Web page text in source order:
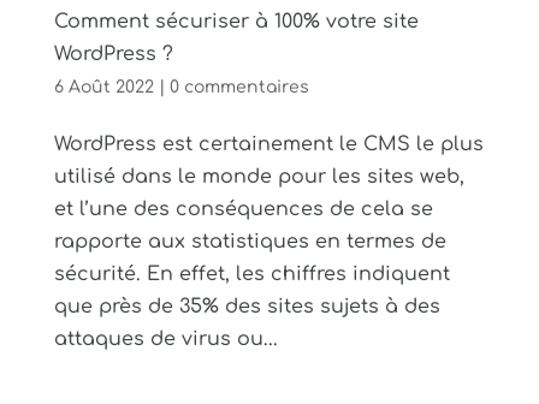
Comment sécuriser à 100% votre site
WordPress ?
6 Août 2022| 0 commentaires
WordPress est certainement le CMS le plus
utilisé dans le monde pour les sites web,
et l’une des conséquences de cela se
rapporte aux statistiques en termes de
sécurité. En effet, les chiffres indiquent
que près de 35% des sites sujets à des
attaques de virus ou...